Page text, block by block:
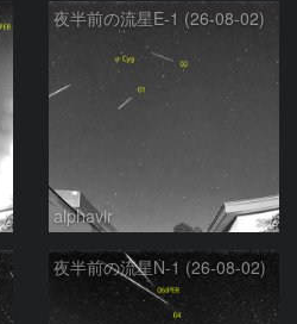
夜半前の流星E-1 (26-08-02)
alphavir
夜半前の流星N-1 (26-08-02)